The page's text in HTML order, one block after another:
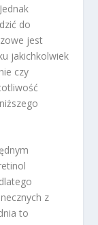
do
jest
jakichkolwiek
czy
z
to